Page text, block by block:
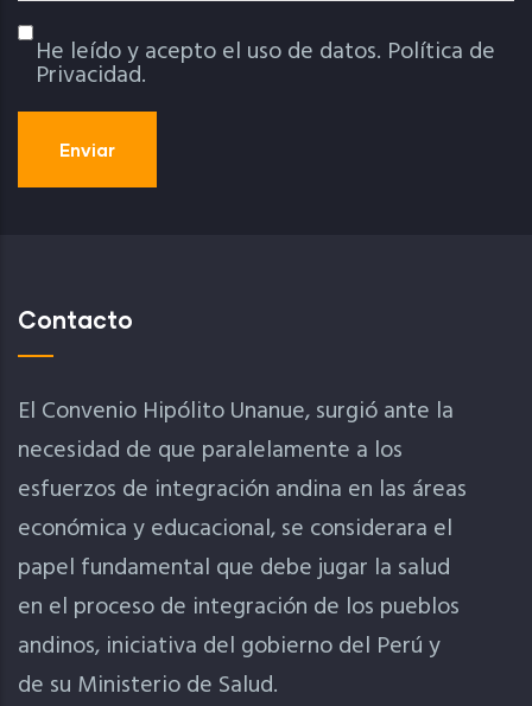
Política De Privacidad
He leído y acepto el uso de datos. Política de
Privacidad.
Contacto
El Convenio Hipólito Unanue, surgió ante la
necesidad de que paralelamente a los
esfuerzos de integración andina en las áreas
económica y educacional, se considerara el
papel fundamental que debe jugar la salud
en el proceso de integración de los pueblos
andinos, iniciativa del gobierno del Perú y
de su Ministerio de Salud.